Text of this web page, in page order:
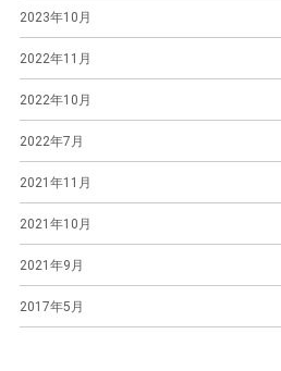
2023年10月
2022年11月
2022年10月
2022年7月
2021年11月
2021年10月
2021年9月
2017年5月